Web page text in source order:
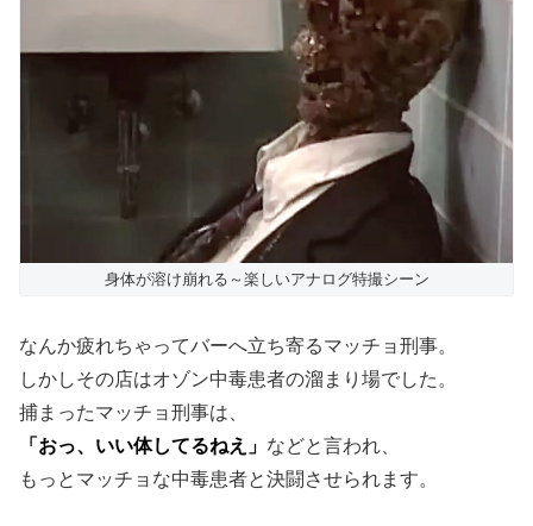
身体が溶け崩れる～楽しいアナログ特撮シーン
なんか疲れちゃってバーへ立ち寄るマッチョ刑事。
しかしその店はオゾン中毒患者の溜まり場でした。
捕まったマッチョ刑事は、
「おっ、いい体してるねえ」 などと言われ、
もっとマッチョな中毒患者と決闘させられます。